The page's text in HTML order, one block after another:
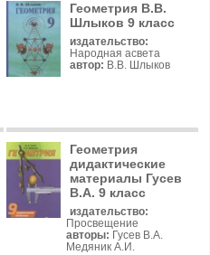
Геометрия В.В.
Шлыков 9 класс
издательство:
Народная асвета
автор: В.В. Шлыков
Геометрия
дидактические
материалы Гусев
В.А. 9 класс
издательство:
Просвещение
авторы: Гусев В.А.
Медяник А.И.